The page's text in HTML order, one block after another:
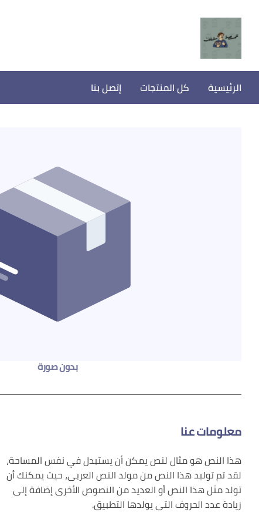
الرئيسية كل المنتجات إتصل بنا
بدون صورة
معلومات عنا
هذا النص هو مثال لنص يمكن أن يستبدل في نفس المساحة،
لقد تم توليد هذا النص من مولد النص العربى، حيث يمكنك أن
تولد مثل هذا النص أو العديد من النصوص الأخرى إضافة إلى
زيادة عدد الحروف التى يولدها التطبيق.